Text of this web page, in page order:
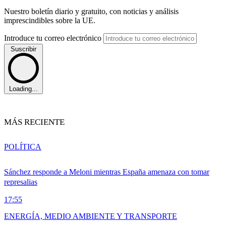
Nuestro boletín diario y gratuito, con noticias y análisis
imprescindibles sobre la UE.
Introduce tu correo electrónico
Suscribir
Loading...
MÁS RECIENTE
Sánchez responde a Meloni mientras España amenaza con tomar
represalias
17:55
POLÍTICA
ENERGÍA, MEDIO AMBIENTE Y TRANSPORTE